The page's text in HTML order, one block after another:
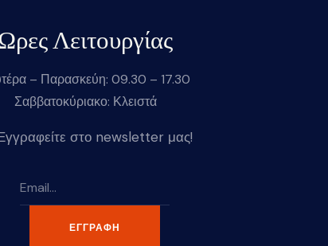
Λειτουργίας
– Παρασκεύη: 09.30 – 17.30
Σαββατοκύριακο: Κλειστά
στο newsletter μας!
ΕΓΓΡΑΦΉ